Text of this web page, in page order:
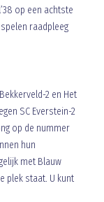
op een achtste
raadpleeg
2 en Het
SC Everstein-2
op de nummer
hun
met Blauw
plek staat. U kunt